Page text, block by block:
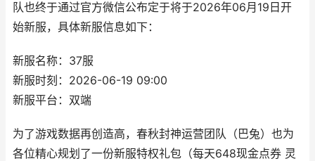
队也终于通过官方微信公布定于将于2026年06月19日开
始新服，具体新服信息如下：
新服名称：37服
新服时刻：2026-06-19 09:00
新服平台：双端
为了游戏数据再创造高，春秋封神运营团队（巴兔）也为
各位精心规划了一份新服特权礼包（每天648现金点券 灵